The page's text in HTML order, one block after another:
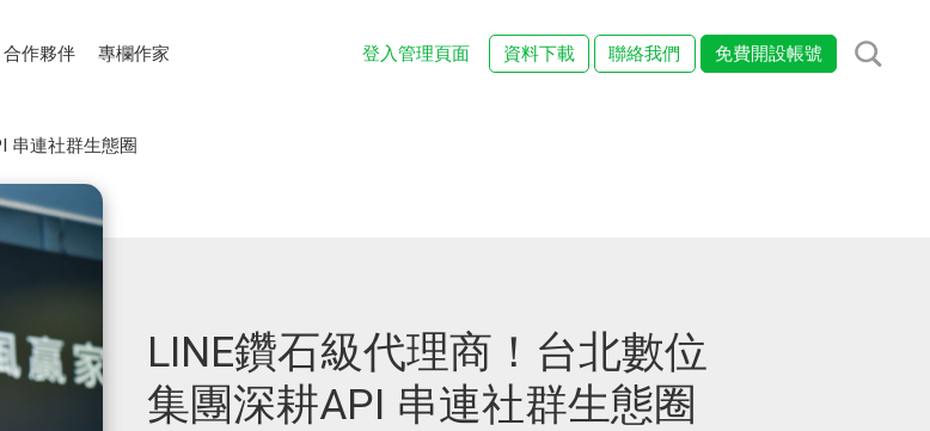
合作夥伴 專欄作家 登入管理頁面 資料下載 聯絡我們 免費開設帳號
串連社群生態圈
LINE鑽石級代理商！台北數位
集團深耕API 串連社群生態圈